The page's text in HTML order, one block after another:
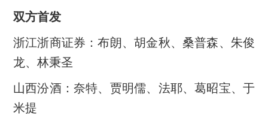
双方首发
浙江浙商证券：布朗、胡金秋、桑普森、朱俊
龙、林秉圣
山西汾酒：奈特、贾明儒、法耶、葛昭宝、于
米提